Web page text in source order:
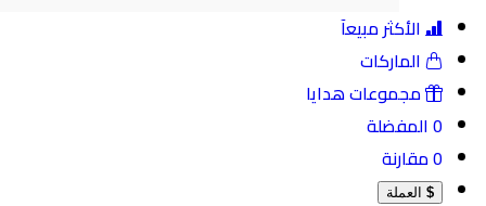
الأكثر مبيعآ
الماركات
مجموعات هدايا
المفضلة
مقارنة
العملة